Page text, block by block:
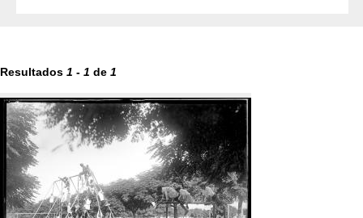
Resultados 1 - 1 de 1